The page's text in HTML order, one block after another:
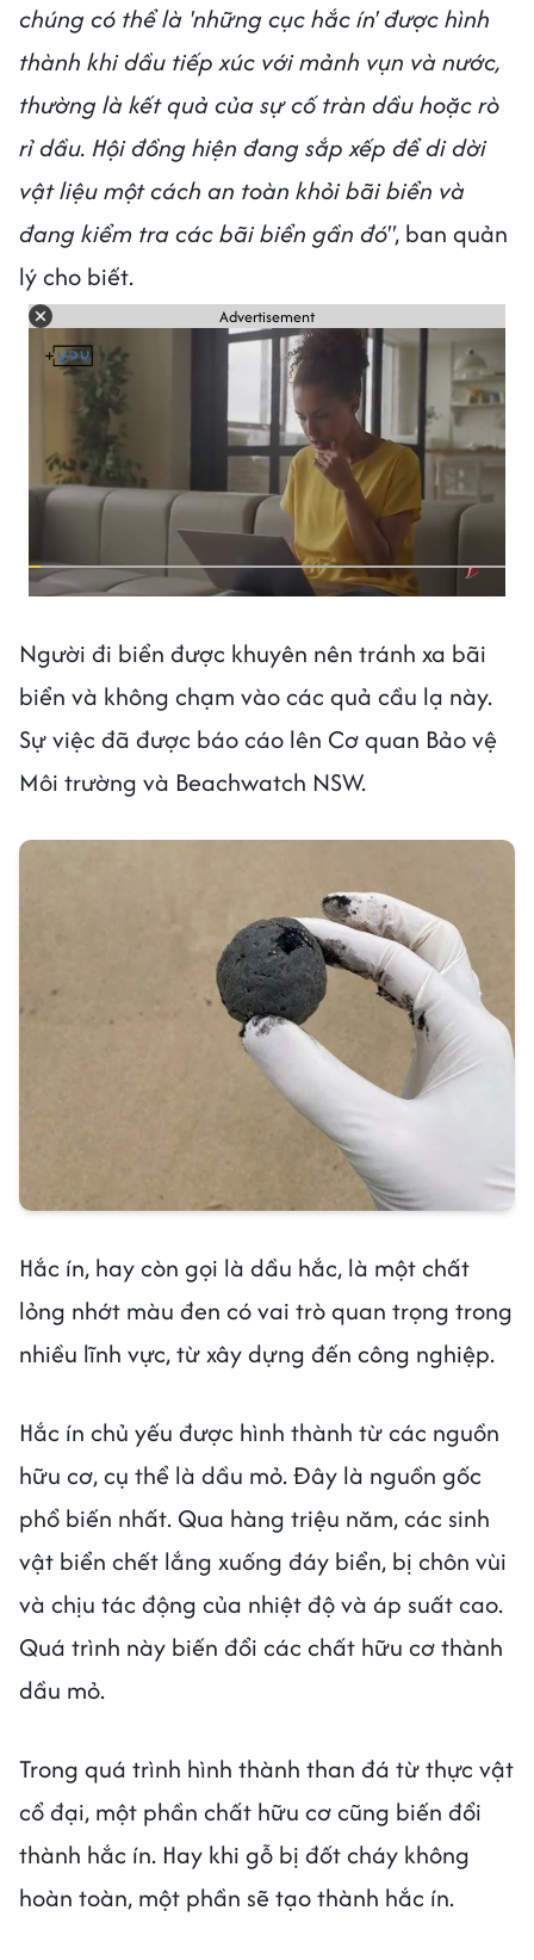
chúng có thể là 'những cục hắc ín' được hình
thành khi dầu tiếp xúc với mảnh vụn và nước,
thường là kết quả của sự cố tràn dầu hoặc rò
rỉ dầu. Hội đồng hiện đang sắp xếp để di dời
vật liệu một cách an toàn khỏi bãi biển và
đang kiểm tra các bãi biển gần đó", ban quản
lý cho biết.
Advertisement
Người đi biển được khuyên nên tránh xa bãi
biển và không chạm vào các quả cầu lạ này.
Sự việc đã được báo cáo lên Cơ quan Bảo vệ
Môi trường và Beachwatch NSW.
Hắc ín, hay còn gọi là dầu hắc, là một chất
lỏng nhớt màu đen có vai trò quan trọng trong
nhiều lĩnh vực, từ xây dựng đến công nghiệp.
Hắc ín chủ yếu được hình thành từ các nguồn
hữu cơ, cụ thể là dầu mỏ. Đây là nguồn gốc
phổ biến nhất. Qua hàng triệu năm, các sinh
vật biển chết lắng xuống đáy biển, bị chôn vùi
và chịu tác động của nhiệt độ và áp suất cao.
Quá trình này biến đổi các chất hữu cơ thành
dầu mỏ.
Trong quá trình hình thành than đá từ thực vật
cổ đại, một phần chất hữu cơ cũng biến đổi
thành hắc ín. Hay khi gỗ bị đốt cháy không
hoàn toàn, một phần sẽ tạo thành hắc ín.